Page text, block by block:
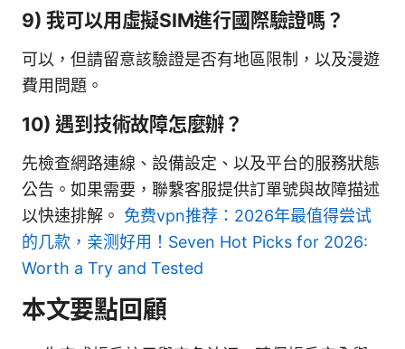
9) 我可以用虛擬SIM進行國際驗證嗎？
可以，但請留意該驗證是否有地區限制，以及漫遊
費用問題。
10) 遇到技術故障怎麼辦？
先檢查網路連線、設備設定、以及平台的服務狀態
公告。如果需要，聯繫客服提供訂單號與故障描述
以快速排解。 免费vpn推荐：2026年最值得尝试
的几款，亲测好用！Seven Hot Picks for 2026:
Worth a Try and Tested
本文要點回顧